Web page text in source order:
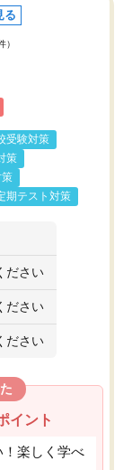
る
）
受験対策
策
期テスト対策
ださい
ださい
ださい
イント
！楽しく学べ